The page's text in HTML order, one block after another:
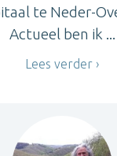
te Neder-
Actueel ben ik ...
Lees verder